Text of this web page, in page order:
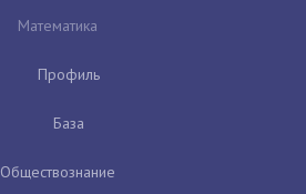
Математика
Профиль
База
Обществознание